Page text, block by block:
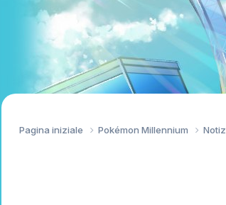
Pagina iniziale Pokémon Millennium